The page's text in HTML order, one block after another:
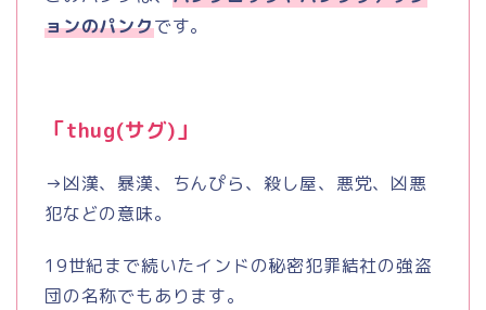
ョンのパンクです。
「thug(サグ)」
→凶漢、暴漢、ちんぴら、殺し屋、悪党、凶悪
犯などの意味。
19世紀まで続いたインドの秘密犯罪結社の強盗
団の名称でもあります。